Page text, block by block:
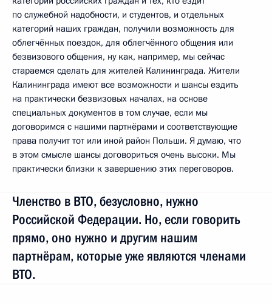
по служебной надобности, и студентов, и отдельных
категорий наших граждан, получили возможность для
облегчённых поездок, для облегчённого общения или
безвизового общения, ну как, например, мы сейчас
стараемся сделать для жителей Калининграда. Жители
Калининграда имеют все возможности и шансы ездить
на практически безвизовых началах, на основе
специальных документов в том случае, если мы
договоримся с нашими партнёрами и соответствующие
права получит тот или иной район Польши. Я думаю, что
в этом смысле шансы договориться очень высоки. Мы
практически близки к завершению этих переговоров.
Членство в ВТО, безусловно, нужно
Российской Федерации. Но, если говорить
прямо, оно нужно и другим нашим
партнёрам, которые уже являются членами
ВТО.